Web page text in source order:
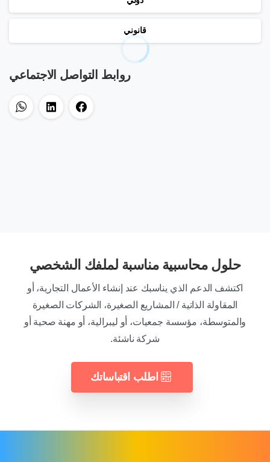
قانوني
روابط التواصل الاجتماعي
حلول محاسبية مناسبة لملفك الشخصي
اكتشف الدعم الذي يناسبك عند إنشاء الأعمال التجارية، أو
المقاولة الذاتية / المشاريع الصغيرة، الشركات الصغيرة
والمتوسطة، مؤسسة جمعيات، أو ليبرالية، أو مهنة صحية أو
شركة ناشئة.
اطلب اقتباساتك